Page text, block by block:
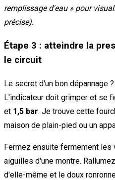
remplissage d'eau » pour
précise).
Étape 3 : atteindre la
le circuit
Le secret d'un bon dépannage
L'indicateur doit grimper et se
et 1,5 bar. Je trouve cette
maison de plain-pied ou un
Fermez ensuite fermement les
aiguilles d'une montre.
d'elle-même et le doux